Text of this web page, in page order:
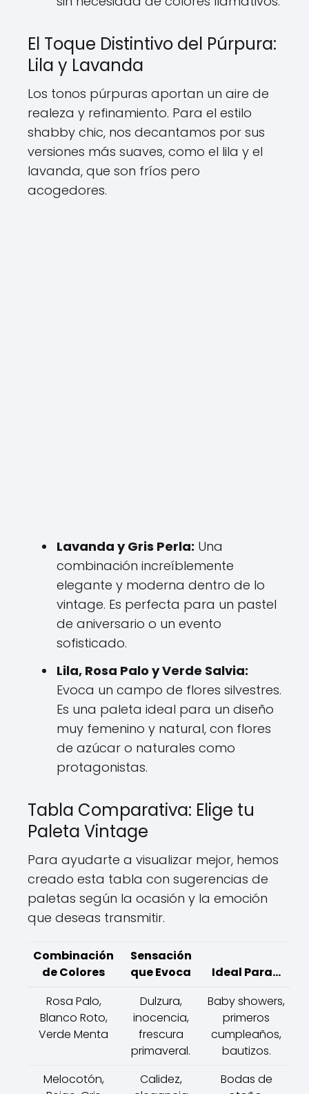
El Toque Distintivo del Púrpura:
Lila y Lavanda
Los tonos púrpuras aportan un aire de
realeza y refinamiento. Para el estilo
shabby chic, nos decantamos por sus
versiones más suaves, como el lila y el
lavanda, que son fríos pero
acogedores.
Lavanda y Gris Perla: Una
combinación increíblemente
elegante y moderna dentro de lo
vintage. Es perfecta para un pastel
de aniversario o un evento
sofisticado.
Lila, Rosa Palo y Verde Salvia:
Evoca un campo de flores silvestres.
Es una paleta ideal para un diseño
muy femenino y natural, con flores
de azúcar o naturales como
protagonistas.
Tabla Comparativa: Elige tu
Paleta Vintage
Para ayudarte a visualizar mejor, hemos
creado esta tabla con sugerencias de
paletas según la ocasión y la emoción
que deseas transmitir.
Combinación
de Colores
Sensación
que Evoca
Ideal Para...
Rosa Palo,
Blanco Roto,
Verde Menta
Dulzura,
inocencia,
frescura
primaveral.
Baby showers,
primeros
cumpleaños,
bautizos.
Melocotón,
Calidez,
Bodas de